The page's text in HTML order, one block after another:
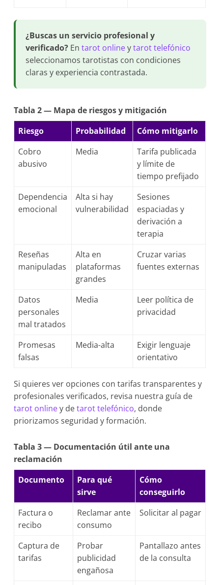
¿Buscas un servicio profesional y
verificado? Entarot onlineytarot telefónico
seleccionamos tarotistas con condiciones
claras y experiencia contrastada.
Tabla 2 — Mapa de riesgos y mitigación
Riesgo
Probabilidad
Cómo mitigarlo
Cobro
abusivo
Media
Tarifa publicada
y límite de
tiempo prefijado
Dependencia
emocional
Alta si hay
vulnerabilidad
Sesiones
espaciadas y
derivación a
terapia
Reseñas
manipuladas
Alta en
plataformas
grandes
Cruzar varias
fuentes externas
Datos
personales
mal tratados
Media
Leer política de
privacidad
Promesas
falsas
Media-alta
Exigir lenguaje
orientativo
Si quieres ver opciones con tarifas transparentes y
profesionales verificados, revisa nuestra guía de
tarot onliney detarot telefónico, donde
priorizamos seguridad y formación.
Tabla 3 — Documentación útil ante una
reclamación
Documento
Para qué
sirve
Cómo
conseguirlo
Factura o
recibo
Reclamar ante
consumo
Solicitar al pagar
Captura de
tarifas
Probar
publicidad
engañosa
Pantallazo antes
de la consulta